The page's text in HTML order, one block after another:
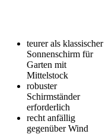
teurer als klassischer
Sonnenschirm für
Garten mit
Mittelstock
robuster
Schirmständer
erforderlich
recht anfällig
gegenüber Wind